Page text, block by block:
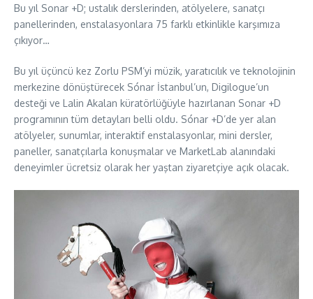
Bu yıl Sonar +D; ustalık derslerinden, atölyelere, sanatçı
panellerinden, enstalasyonlara 75 farklı etkinlikle karşımıza
çıkıyor…
Bu yıl üçüncü kez Zorlu PSM’yi müzik, yaratıcılık ve teknolojinin
merkezine dönüştürecek Sónar İstanbul’un, Digilogue’un
desteği ve Lalin Akalan küratörlüğüyle hazırlanan Sonar +D
programının tüm detayları belli oldu. Sónar +D’de yer alan
atölyeler, sunumlar, interaktif enstalasyonlar, mini dersler,
paneller, sanatçılarla konuşmalar ve MarketLab alanındaki
deneyimler ücretsiz olarak her yaştan ziyaretçiye açık olacak.